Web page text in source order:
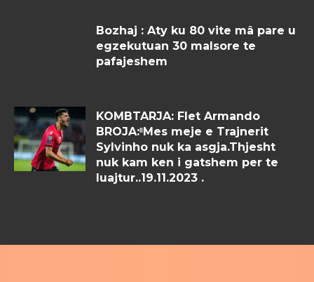
Bozhaj : Aty ku 80 vite mâ pare u
egzekutuan 30 malsore te
pafajeshem
KOMBTARJA: Flet Armando
BROJA:⁸Mes meje e Trajnerit
Sylvinho nuk ka asgja.Thjesht
nuk kam ken i gatshem per te
luajtur..19.11.2023 .